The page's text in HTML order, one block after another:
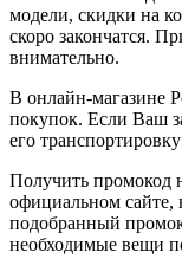
модели, скидки на
скоро закончатся.
внимательно.
В онлайн-магазине
покупок. Если Ваш
его
Получить промокод
официальном сайте,
подобранный
необходимые вещи